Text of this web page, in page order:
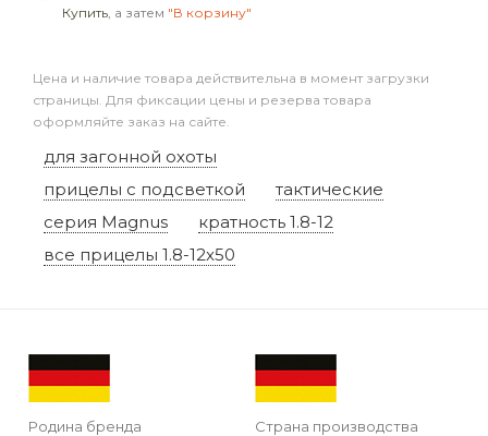
Купить, а затем "В корзину"
Цена и наличие товара действительна в момент загрузки
страницы. Для фиксации цены и резерва товара
оформляйте заказ на сайте.
для загонной охоты
прицелы с подсветкой
тактические
серия Magnus
кратность 1.8-12
все прицелы 1.8-12x50
Родина бренда
Страна производства